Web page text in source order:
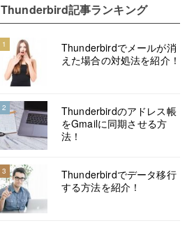
Thunderbird記事ランキング
1
Thunderbirdでメールが消
えた場合の対処法を紹介！
2
Thunderbirdのアドレス帳
をGmailに同期させる方
法！
3
Thunderbirdでデータ移行
する方法を紹介！